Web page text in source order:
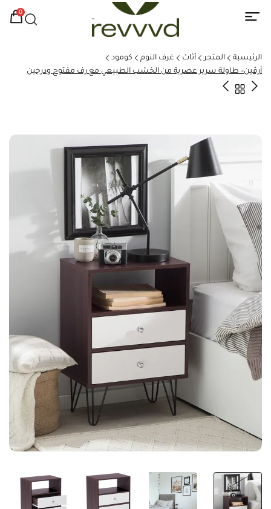
0
الرئيسية المتجر أثاث غرف النوم
كومود
أرڤين– طاولة سرير عصرية من الخشب الطبيعي مع رف مفتوح ودرجين